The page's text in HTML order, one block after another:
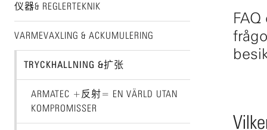
仪器& REGLERTEKNIK
VARMEVAXLING & ACKUMULERING
TRYCKHALLNING &扩张
ARMATEC +反射= EN VÄRLD UTAN
KOMPROMISSER